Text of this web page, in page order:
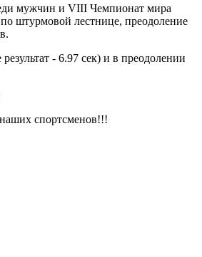
мужчин и VIII Чемпионат мира
штурмовой лестнице, преодоление
- 6.97 сек) и в преодолении
спортсменов!!!